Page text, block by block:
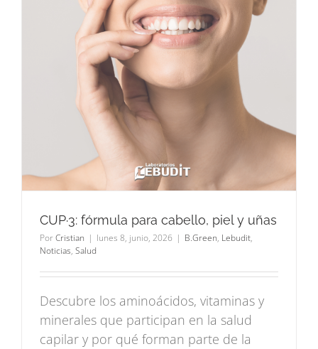
CUP·3: fórmula para cabello, piel y uñas
PorCristian | lunes 8, junio, 2026 | B.Green, Lebudit,
Noticias, Salud
Descubre los aminoácidos, vitaminas y
minerales que participan en la salud
capilar y por qué forman parte de la